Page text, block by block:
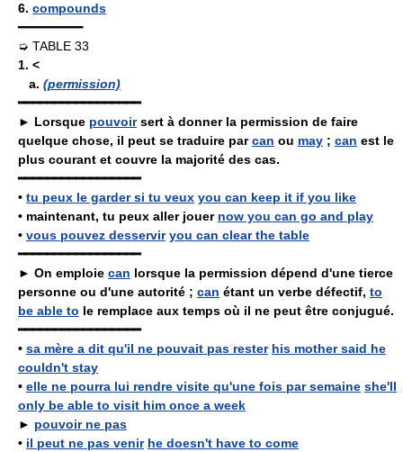
6. compounds
━━━━━━━━━
➭ TABLE 33
1. <
a. (permission)
━━━━━━━━━━━━━━━━━
► Lorsque pouvoirsert à donner la permission de faire
quelque chose, il peut se traduire parcan ou may ; can est le
plus courant et couvre la majorité des cas.
━━━━━━━━━━━━━━━━━
• tu peux le garder si tu veux you can keep it if you like
• maintenant, tu peux aller jouer now you can go and play
• vous pouvez desservir you can clear the table
━━━━━━━━━━━━━━━━━
► On emploie can lorsque la permission dépend d'une tierce
personne ou d'une autorité ; can étant un verbe défectif, to
be able to le remplace aux temps où il ne peut être conjugué.
━━━━━━━━━━━━━━━━━
• sa mère a dit qu'il ne pouvait pas rester his mother said he
couldn't stay
• elle ne pourra lui rendre visite qu'une fois par semaine she'll
only be able to visit him once a week
► pouvoir ne pas
• il peut ne pas venir he doesn't have to come